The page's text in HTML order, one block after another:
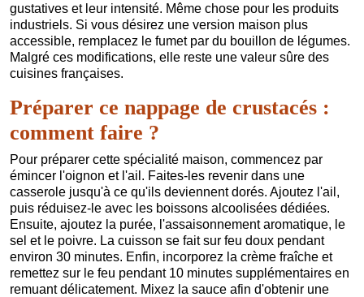
gustatives et leur intensité. Même chose pour les produits
industriels. Si vous désirez une version maison plus
accessible, remplacez le fumet par du bouillon de légumes.
Malgré ces modifications, elle reste une valeur sûre des
cuisines françaises.
Préparer ce nappage de crustacés :
comment faire ?
Pour préparer cette spécialité maison, commencez par
émincer l'oignon et l'ail. Faites-les revenir dans une
casserole jusqu'à ce qu'ils deviennent dorés. Ajoutez l'ail,
puis réduisez-le avec les boissons alcoolisées dédiées.
Ensuite, ajoutez la purée, l'assaisonnement aromatique, le
sel et le poivre. La cuisson se fait sur feu doux pendant
environ 30 minutes. Enfin, incorporez la crème fraîche et
remettez sur le feu pendant 10 minutes supplémentaires en
remuant délicatement. Mixez la sauce afin d'obtenir une